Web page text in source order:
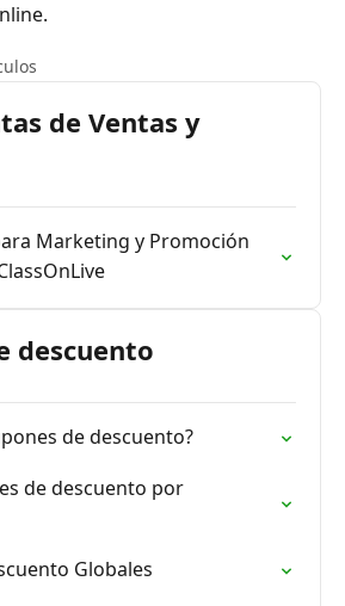
de Ventas y
Marketing y Promoción
descuento
de descuento?
de descuento por
Globales